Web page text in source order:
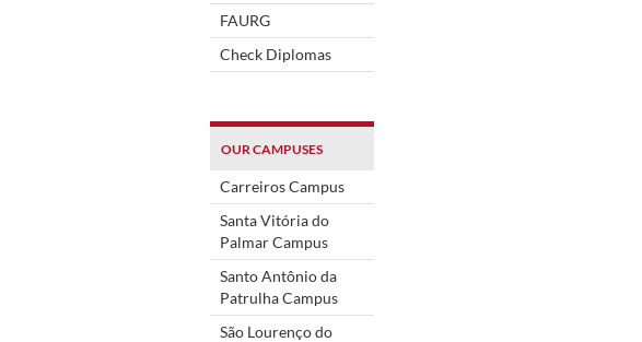
FAURG
Check Diplomas
OUR CAMPUSES
Carreiros Campus
Santa Vitória do
Palmar Campus
Santo Antônio da
Patrulha Campus
São Lourenço do